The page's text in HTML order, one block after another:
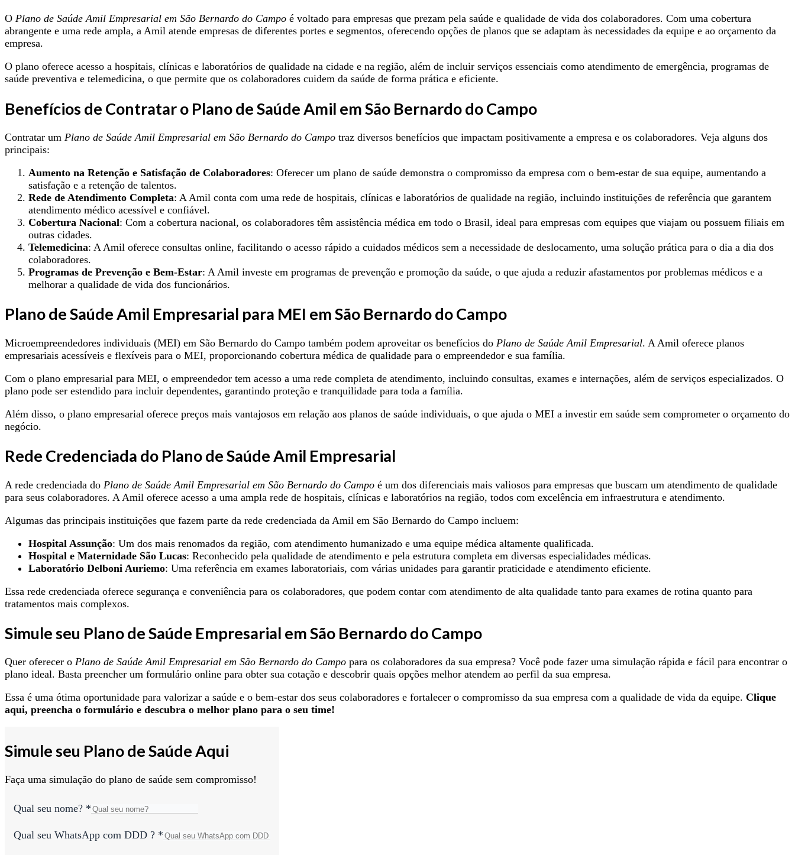
O Plano de Saúde Amil Empresarial em São Bernardo do Campo é voltado para empresas que prezam pela saúde e qualidade de vida dos colaboradores. Com uma cobertura
abrangente e uma rede ampla, a Amil atende empresas de diferentes portes e segmentos, oferecendo opções de planos que se adaptam às necessidades da equipe e ao orçamento da
empresa.
O plano oferece acesso a hospitais, clínicas e laboratórios de qualidade na cidade e na região, além de incluir serviços essenciais como atendimento de emergência, programas de
saúde preventiva e telemedicina, o que permite que os colaboradores cuidem da saúde de forma prática e eficiente.
Benefícios de Contratar o Plano de Saúde Amil em São Bernardo do Campo
Contratar um Plano de Saúde Amil Empresarial em São Bernardo do Campo traz diversos benefícios que impactam positivamente a empresa e os colaboradores. Veja alguns dos
principais:
Aumento na Retenção e Satisfação de Colaboradores: Oferecer um plano de saúde demonstra o compromisso da empresa com o bem-estar de sua equipe, aumentando a
satisfação e a retenção de talentos.
Rede de Atendimento Completa: A Amil conta com uma rede de hospitais, clínicas e laboratórios de qualidade na região, incluindo instituições de referência que garantem
atendimento médico acessível e confiável.
Cobertura Nacional: Com a cobertura nacional, os colaboradores têm assistência médica em todo o Brasil, ideal para empresas com equipes que viajam ou possuem filiais em
outras cidades.
Telemedicina: A Amil oferece consultas online, facilitando o acesso rápido a cuidados médicos sem a necessidade de deslocamento, uma solução prática para o dia a dia dos
colaboradores.
Programas de Prevenção e Bem-Estar: A Amil investe em programas de prevenção e promoção da saúde, o que ajuda a reduzir afastamentos por problemas médicos e a
melhorar a qualidade de vida dos funcionários.
Plano de Saúde Amil Empresarial para MEI em São Bernardo do Campo
Microempreendedores individuais (MEI) em São Bernardo do Campo também podem aproveitar os benefícios do Plano de Saúde Amil Empresarial. A Amil oferece planos
empresariais acessíveis e flexíveis para o MEI, proporcionando cobertura médica de qualidade para o empreendedor e sua família.
Com o plano empresarial para MEI, o empreendedor tem acesso a uma rede completa de atendimento, incluindo consultas, exames e internações, além de serviços especializados. O
plano pode ser estendido para incluir dependentes, garantindo proteção e tranquilidade para toda a família.
Além disso, o plano empresarial oferece preços mais vantajosos em relação aos planos de saúde individuais, o que ajuda o MEI a investir em saúde sem comprometer o orçamento do
negócio.
Rede Credenciada do Plano de Saúde Amil Empresarial
A rede credenciada do Plano de Saúde Amil Empresarial em São Bernardo do Campo é um dos diferenciais mais valiosos para empresas que buscam um atendimento de qualidade
para seus colaboradores. A Amil oferece acesso a uma ampla rede de hospitais, clínicas e laboratórios na região, todos com excelência em infraestrutura e atendimento.
Algumas das principais instituições que fazem parte da rede credenciada da Amil em São Bernardo do Campo incluem:
Hospital Assunção: Um dos mais renomados da região, com atendimento humanizado e uma equipe médica altamente qualificada.
Hospital e Maternidade São Lucas: Reconhecido pela qualidade de atendimento e pela estrutura completa em diversas especialidades médicas.
Laboratório Delboni Auriemo: Uma referência em exames laboratoriais, com várias unidades para garantir praticidade e atendimento eficiente.
Essa rede credenciada oferece segurança e conveniência para os colaboradores, que podem contar com atendimento de alta qualidade tanto para exames de rotina quanto para
tratamentos mais complexos.
Simule seu Plano de Saúde Empresarial em São Bernardo do Campo
Quer oferecer o Plano de Saúde Amil Empresarial em São Bernardo do Campo para os colaboradores da sua empresa? Você pode fazer uma simulação rápida e fácil para encontrar o
plano ideal. Basta preencher um formulário online para obter sua cotação e descobrir quais opções melhor atendem ao perfil da sua empresa.
Essa é uma ótima oportunidade para valorizar a saúde e o bem-estar dos seus colaboradores e fortalecer o compromisso da sua empresa com a qualidade de vida da equipe. Clique
aqui, preencha o formulário e descubra o melhor plano para o seu time!
Simule seu Plano de Saúde Aqui
Faça uma simulação do plano de saúde sem compromisso!
Qual seu nome? *
Qual seu WhatsApp com DDD ? *